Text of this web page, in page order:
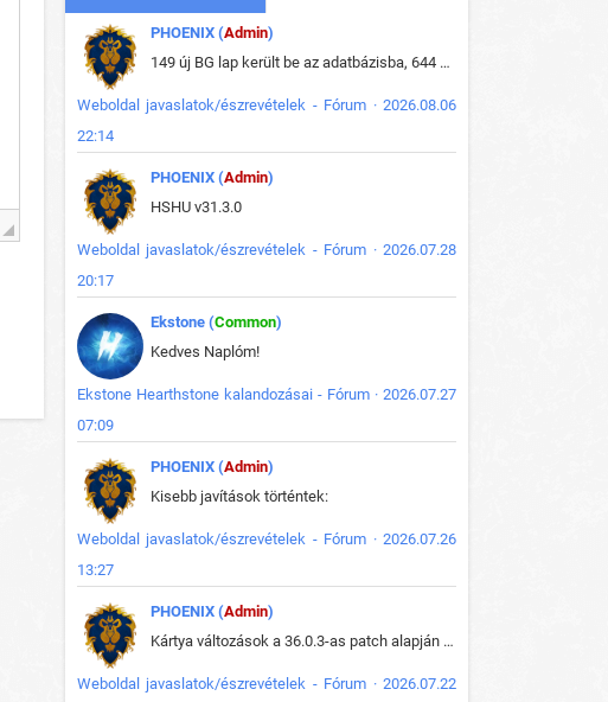
PHOENIX (Admin)
149 új BG lap került be az adatbázisba, 644 db meglévő BG lap módosult, bekerültek az új képek a megváltozott lapokhoz is.
Weboldal javaslatok/észrevételek - Fórum · 2026.08.06
22:14
PHOENIX (Admin)
HSHU v31.3.0
Weboldal javaslatok/észrevételek - Fórum · 2026.07.28
20:17
Ekstone (Common)
Kedves Naplóm!
Ekstone Hearthstone kalandozásai - Fórum · 2026.07.27
07:09
PHOENIX (Admin)
Kisebb javítások történtek:
Weboldal javaslatok/észrevételek - Fórum · 2026.07.26
13:27
PHOENIX (Admin)
Kártya változások a 36.0.3-as patch alapján frissítve az adatbázisban (képek is cserélve).
Weboldal javaslatok/észrevételek - Fórum · 2026.07.22